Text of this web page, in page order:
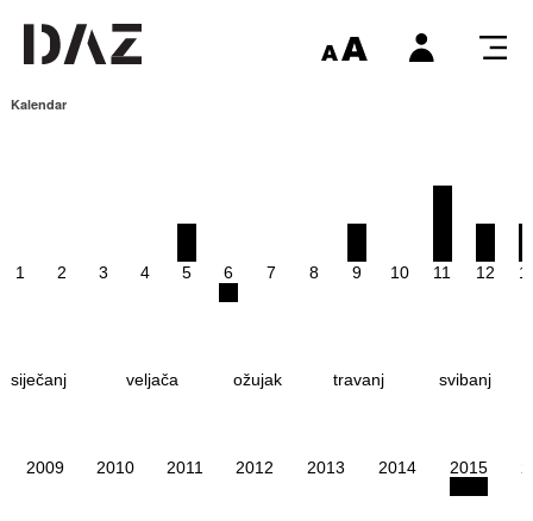
Kalendar
1 2 3 4 5 6 7 8 9 10 11 12
siječanj veljača ožujak travanj svibanj
2009 2010 2011 2012 2013 2014 2015